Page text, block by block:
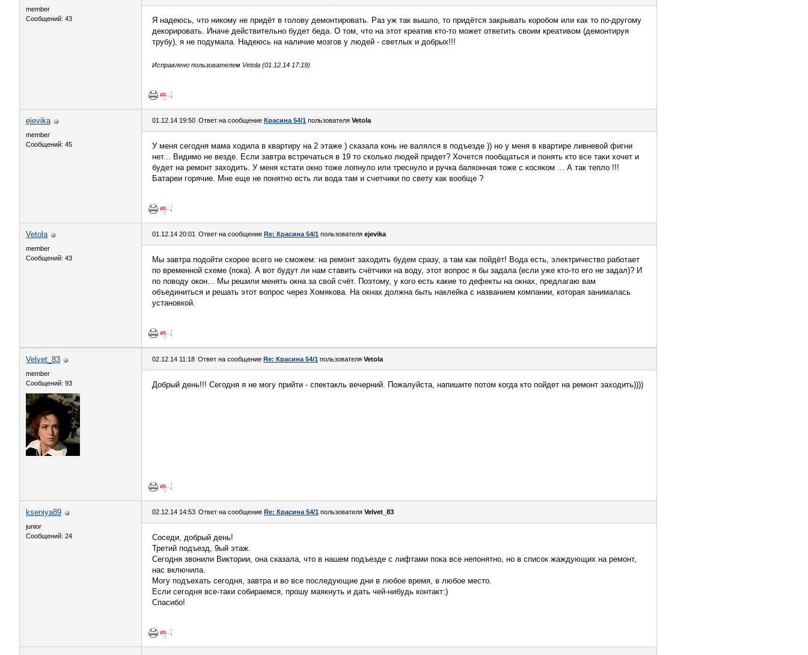
member
Сообщений: 43
Я надеюсь, что никому не придёт в голову демонтировать. Раз уж так вышло, то придётся закрывать коробом или как то по-другому
декорировать. Иначе действительно будет беда. О том, что на этот креатив кто-то может ответить своим креативом (демонтируя
трубу), я не подумала. Надеюсь на наличие мозгов у людей - светлых и добрых!!!
Исправлено пользователем Vetola (01.12.14 17:19)
ejevika
member
Сообщений: 45
01.12.14 19:50 Ответ на сообщение Красина 54/1 пользователя Vetola
У меня сегодня мама ходила в квартиру на 2 этаже ) сказала конь не валялся в подъезде )) но у меня в квартире ливневой фигни
нет... Видимо не везде. Если завтра встречаться в 19 то сколько людей придет? Хочется пообщаться и понять кто все таки хочет и
будет на ремонт заходить. У меня кстати окно тоже лопнуло или треснуло и ручка балконная тоже с косяком ... А так тепло !!!
Батареи горячие. Мне еще не понятно есть ли вода там и счетчики по свету как вообще ?
Vetola
member
Сообщений: 43
01.12.14 20:01 Ответ на сообщение Re: Красина 54/1 пользователя ejevika
Мы завтра подойти скорее всего не сможем: на ремонт заходить будем сразу, а там как пойдёт! Вода есть, электричество работает
по временной схеме (пока). А вот будут ли нам ставить счётчики на воду, этот вопрос я бы задала (если уже кто-то его не задал)? И
по поводу окон... Мы решили менять окна за свой счёт. Поэтому, у кого есть какие то дефекты на окнах, предлагаю вам
объединиться и решать этот вопрос через Хомякова. На окнах должна быть наклейка с названием компании, которая занималась
установкой.
Velvet_83
member
Сообщений: 93
02.12.14 11:18 Ответ на сообщение Re: Красина 54/1 пользователя Vetola
Добрый день!!! Сегодня я не могу прийти - спектакль вечерний. Пожалуйста, напишите потом когда кто пойдет на ремонт заходить))))
kseniya89
junior
Сообщений: 24
02.12.14 14:53 Ответ на сообщение Re: Красина 54/1 пользователя Velvet_83
Соседи, добрый день!
Третий подъезд, 9ый этаж.
Сегодня звонили Виктории, она сказала, что в нашем подъезде с лифтами пока все непонятно, но в список жаждующих на ремонт,
нас включила.
Могу подъехать сегодня, завтра и во все последующие дни в любое время, в любое место.
Если сегодня все-таки собираемся, прошу маякнуть и дать чей-нибудь контакт:)
Спасибо!